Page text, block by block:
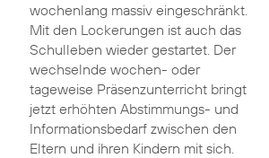
wochenlang massiv eingeschränkt.
Mit den Lockerungen ist auch das
Schulleben wieder gestartet. Der
wechselnde wochen- oder
tageweise Präsenzunterricht bringt
jetzt erhöhten Abstimmungs- und
Informationsbedarf zwischen den
Eltern und ihren Kindern mit sich.